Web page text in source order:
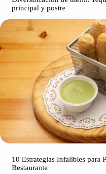
principal y postre
10 Estrategias Infalibles para
Restaurante